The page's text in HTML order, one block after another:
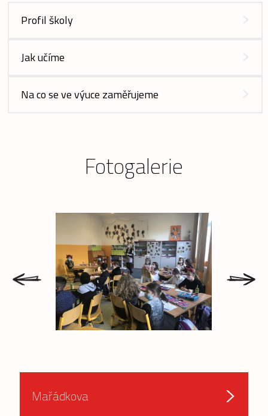
Profil školy
Jak učíme
Na co se ve výuce zaměřujeme
Fotogalerie
Mařádkova